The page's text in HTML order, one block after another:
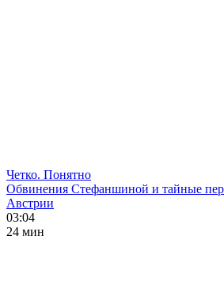
Четко. Понятно
Обвинения Стефаншиной и тайные
Австрии
03:04
24 мин